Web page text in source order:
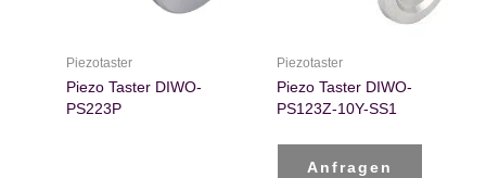
Piezotaster
Piezo Taster DIWO-
PS223P
Piezotaster
Piezo Taster DIWO-
PS123Z-10Y-SS1
Anfragen